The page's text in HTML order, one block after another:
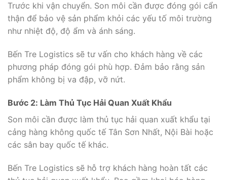
Trước khi vận chuyển. Son môi cần được đóng gói cẩn
thận để bảo vệ sản phẩm khỏi các yếu tố môi trường
như nhiệt độ, độ ẩm và ánh sáng.
Bến Tre Logistics sẽ tư vấn cho khách hàng về các
phương pháp đóng gói phù hợp. Đảm bảo rằng sản
phẩm không bị va đập, vỡ nứt.
Bước 2: Làm Thủ Tục Hải Quan Xuất Khẩu
Son môi cần được làm thủ tục hải quan xuất khẩu tại
cảng hàng không quốc tế Tân Sơn Nhất, Nội Bài hoặc
các sân bay quốc tế khác.
Bến Tre Logistics sẽ hỗ trợ khách hàng hoàn tất các